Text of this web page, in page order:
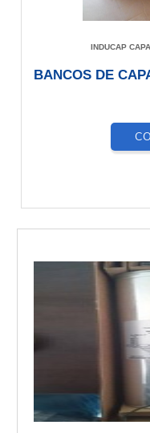
INDUCAP
BANCOS DE